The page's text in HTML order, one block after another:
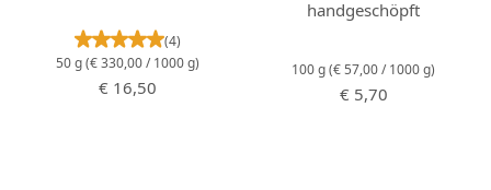
Durchschnittliche Bewertung von 5 von 5
(4)
50 g(€ 330,00 / 1000 g)
Regulärer Preis:
€ 16,50
handgeschöpft
100 g(€ 57,00 / 1000 g)
Regulärer Preis:
€ 5,70